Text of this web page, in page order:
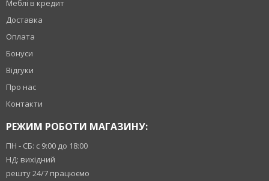
Меблі в кредит
Доставка
Оплата
Бонуси
Відгуки
Про нас
Контакти
РЕЖИМ РОБОТИ МАГАЗИНУ:
ПН - СБ: с 9:00 до 18:00
НД: вихідний
решту 24/7 працюємо